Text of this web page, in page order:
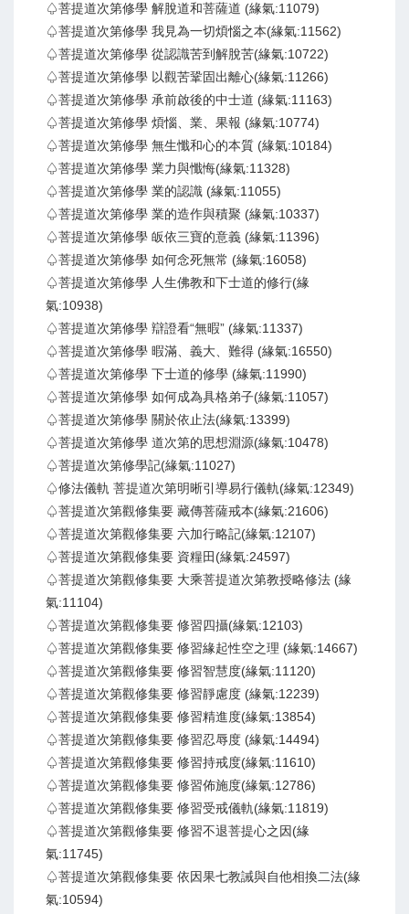
♤菩提道次第修學 解脫道和菩薩道 (緣氣:11079)
♤菩提道次第修學 我見為一切煩惱之本(緣氣:11562)
♤菩提道次第修學 從認識苦到解脫苦(緣氣:10722)
♤菩提道次第修學 以觀苦鞏固出離心(緣氣:11266)
♤菩提道次第修學 承前啟後的中士道 (緣氣:11163)
♤菩提道次第修學 煩惱、業、果報 (緣氣:10774)
♤菩提道次第修學 無生懺和心的本質 (緣氣:10184)
♤菩提道次第修學 業力與懺悔(緣氣:11328)
♤菩提道次第修學 業的認識 (緣氣:11055)
♤菩提道次第修學 業的造作與積聚 (緣氣:10337)
♤菩提道次第修學 皈依三寶的意義 (緣氣:11396)
♤菩提道次第修學 如何念死無常 (緣氣:16058)
♤菩提道次第修學 人生佛教和下士道的修行(緣
氣:10938)
♤菩提道次第修學 辯證看“無暇” (緣氣:11337)
♤菩提道次第修學 暇滿、義大、難得 (緣氣:16550)
♤菩提道次第修學 下士道的修學 (緣氣:11990)
♤菩提道次第修學 如何成為具格弟子(緣氣:11057)
♤菩提道次第修學 關於依止法(緣氣:13399)
♤菩提道次第修學 道次第的思想淵源(緣氣:10478)
♤菩提道次第修學記(緣氣:11027)
♤修法儀軌 菩提道次第明晰引導易行儀軌(緣氣:12349)
♤菩提道次第觀修集要 藏傳菩薩戒本(緣氣:21606)
♤菩提道次第觀修集要 六加行略記(緣氣:12107)
♤菩提道次第觀修集要 資糧田(緣氣:24597)
♤菩提道次第觀修集要 大乘菩提道次第教授略修法 (緣
氣:11104)
♤菩提道次第觀修集要 修習四攝(緣氣:12103)
♤菩提道次第觀修集要 修習緣起性空之理 (緣氣:14667)
♤菩提道次第觀修集要 修習智慧度(緣氣:11120)
♤菩提道次第觀修集要 修習靜慮度 (緣氣:12239)
♤菩提道次第觀修集要 修習精進度(緣氣:13854)
♤菩提道次第觀修集要 修習忍辱度 (緣氣:14494)
♤菩提道次第觀修集要 修習持戒度(緣氣:11610)
♤菩提道次第觀修集要 修習佈施度(緣氣:12786)
♤菩提道次第觀修集要 修習受戒儀軌(緣氣:11819)
♤菩提道次第觀修集要 修習不退菩提心之因(緣
氣:11745)
♤菩提道次第觀修集要 依因果七教誡與自他相換二法(緣
氣:10594)